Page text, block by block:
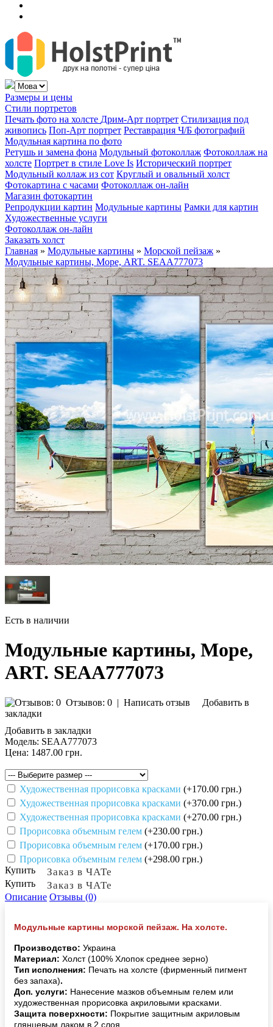
Размеры и цены
Стили портретов
Печать фото на холсте Дрим-Арт портрет Стилизация под
живопись Поп-Арт портрет Реставрация Ч/Б фотографий
Модульная картина по фото
Ретушь и замена фона Модульный фотоколлаж Фотоколлаж на
холсте Портрет в стиле Love Is Исторический портрет
Модульный коллаж из сот Круглый и овальный холст
Фотокартина с часами Фотоколлаж он-лайн
Магазин фотокартин
Репродукции картин Модульные картины Рамки для картин
Художественные услуги
Фотоколлаж он-лайн
Заказать холст
Главная » Модульные картины » Морской пейзаж »
Модульные картины, Море, ART. SEAA777073
Есть в наличии
Модульные картины, Море,
ART. SEAA777073
Отзывов: 0 | Написать отзыв
Добавить в
закладки
Добавить в закладки
Модель: SEAA777073
Цена: 1487.00 грн.
Художественная прорисовка красками (+170.00 грн.)
Художественная прорисовка красками (+370.00 грн.)
Художественная прорисовка красками (+270.00 грн.)
Прорисовка объемным гелем (+230.00 грн.)
Прорисовка объемным гелем (+170.00 грн.)
Прорисовка объемным гелем (+298.00 грн.)
Купить
Заказ в ЧАТе
Купить Заказ в ЧАТе
Описание Отзывы (0)
Модульные картины морской пейзаж. На холсте.
Производство: Украина
Материал: Холст (100% Хлопок среднее зерно)
Тип исполнения: Печать на холсте (фирменный пигмент
без запаха).
Доп. услуги: Нанесение мазков объемным гелем или
художественная прорисовка акриловыми красками.
Защита поверхности: Покрытие защитным акриловым
глянцевым лаком в 2 слоя.